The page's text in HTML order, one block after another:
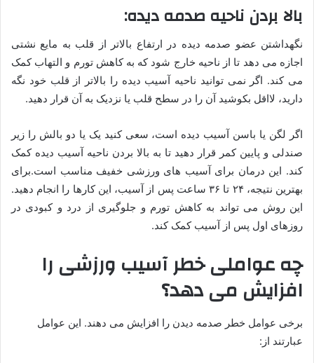
بالا بردن ناحیه صدمه دیده:
نگهداشتن عضو صدمه دیده در ارتفاع بالاتر از قلب به مایع نشتی
اجازه می دهد تا از ناحیه خارج شود که به کاهش تورم و التهاب کمک
می کند. اگر نمی توانید ناحیه آسیب دیده را بالاتر از قلب خود نگه
دارید، لااقل بکوشید آن را در سطح قلب یا نزدیک به آن قرار دهید.
اگر لگن یا باسن آسیب دیده است، سعی کنید یک یا دو بالش را زیر
صندلی و پایین کمر قرار دهید تا به بالا بردن ناحیه آسیب دیده کمک
کند. این درمان برای آسیب های ورزشی خفیف مناسب است.برای
بهترین نتیجه، ۲۴ تا ۳۶ ساعت پس از آسیب، این کارها را انجام دهید.
این روش می تواند به کاهش تورم و جلوگیری از درد و کبودی در
روزهای اول پس از آسیب کمک کند.
چه عواملی خطر آسیب ورزشی را
افزایش می دهد؟
برخی عوامل خطر صدمه دیدن را افزایش می دهند. این عوامل
عبارتند از: